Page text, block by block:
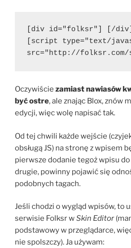
[div id="folksr"] [/div]
[script type="text/
src="http://
Oczywiście zamiast nawiasów
być ostre, ale znając Blox, znów
edycji, więc wolę napisać tak.
Od tej chwili każde wejście
obsługą JS) na stronę z wpisem
pierwsze dodanie tegoż wpisu do
drugie, powinny pojawić się
podobnych tagach.
Jeśli chodzi o wygląd wpisów, to
serwisie Folksr wSkin Editor
podstawowy w przeglądarce,
nie spolszczy). Ja używam: